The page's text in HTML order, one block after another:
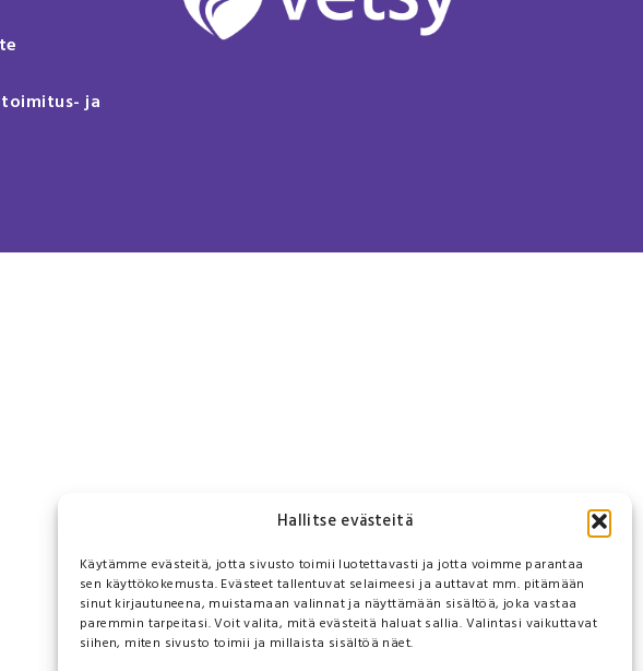
Hallitse evästeitä
Käytämme evästeitä, jotta sivusto toimii luotettavasti ja jotta voimme parantaa
sen käyttökokemusta. Evästeet tallentuvat selaimeesi ja auttavat mm. pitämään
sinut kirjautuneena, muistamaan valinnat ja näyttämään sisältöä, joka vastaa
paremmin tarpeitasi. Voit valita, mitä evästeitä haluat sallia. Valintasi vaikuttavat
siihen, miten sivusto toimii ja millaista sisältöä näet.
ja